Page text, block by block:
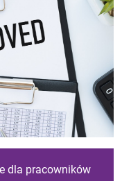
dla pracowników